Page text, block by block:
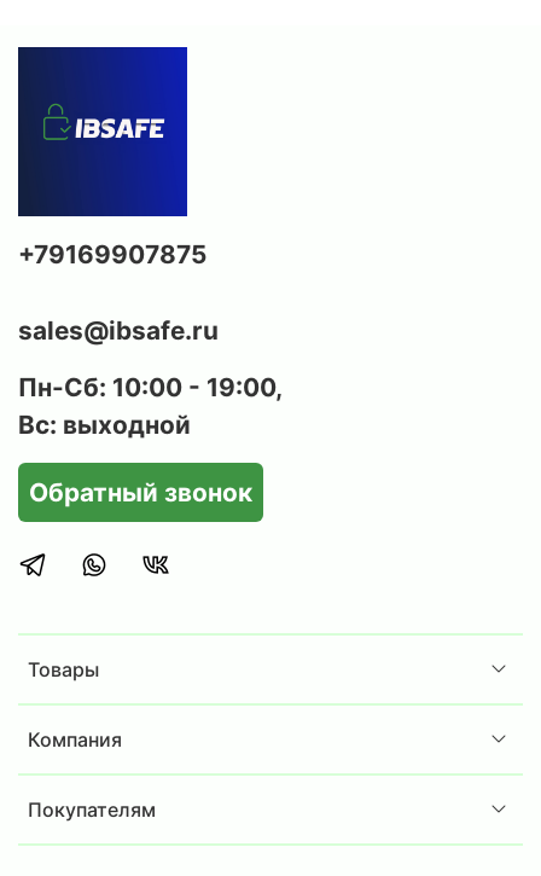
Товары
Компания
Покупателям
+79169907875
sales@ibsafe.ru
Пн-Сб: 10:00 - 19:00,
Вс: выходной
Обратный звонок